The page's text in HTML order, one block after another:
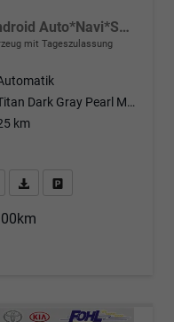
GL+ Comfort 1.4 MHEV AT Android Auto*Navi*SHZ*ACC*Kamera*Klimauto*LED*PrivacyGlas
mit Tageszulassung
Titan Dark Gray Pearl Metallic (ZZZ)
km
Angebot anfordern
Fahrzeugexpose (PDF)